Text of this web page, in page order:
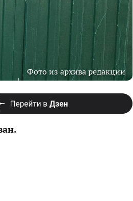
Фото из архива редакции